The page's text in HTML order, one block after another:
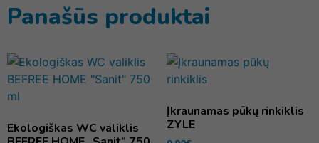
Panašūs produktai
Ekologiškas WC valiklis
Įkraunamas pūkų rinkiklis
ZYLE